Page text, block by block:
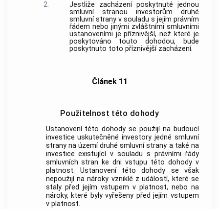
2.
Jestliže zacházení poskytnuté jednou
smluvní stranou investorům druhé
smluvní strany v souladu s jejím právním
řádem nebo jinými zvláštními smluvními
ustanoveními je příznivější, než které je
poskytováno touto dohodou, bude
poskytnuto toto příznivější zacházení.
Článek 11
Použitelnost této dohody
Ustanovení této dohody se použijí na budoucí
investice uskutečněné investory jedné smluvní
strany na území druhé smluvní strany a také na
investice existující v souladu s právními řády
smluvních stran ke dni vstupu této dohody v
platnost. Ustanovení této dohody se však
nepoužijí na nároky vzniklé z událostí, které se
staly před jejím vstupem v platnost, nebo na
nároky, které byly vyřešeny před jejím vstupem
v platnost.